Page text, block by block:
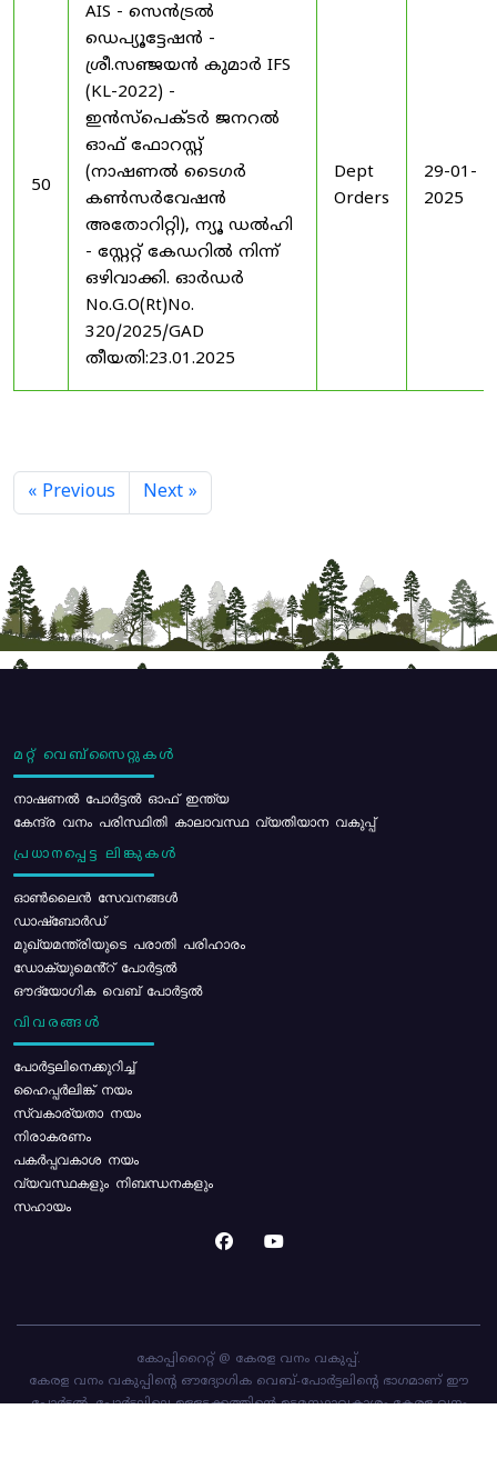
50
AIS - സെൻട്രൽ
ഡെപ്യൂട്ടേഷൻ -
ശ്രീ.സഞ്ജയൻ കുമാർ IFS
(KL-2022) -
ഇൻസ്പെക്ടർ ജനറൽ
ഓഫ് ഫോറസ്റ്റ്
(നാഷണൽ ടൈഗർ
കൺസർവേഷൻ
അതോറിറ്റി), ന്യൂ ഡൽഹി
- സ്റ്റേറ്റ് കേഡറിൽ നിന്ന്
ഒഴിവാക്കി. ഓർഡർ
No.G.O(Rt)No.
320/2025/GAD
തീയതി:23.01.2025
Dept
Orders
29-01-
2025
« Previous Next »
മറ്റ് വെബ്സൈറ്റുകൾ
നാഷണൽ പോർട്ടൽ ഓഫ് ഇന്ത്യ
കേന്ദ്ര വനം പരിസ്ഥിതി കാലാവസ്ഥ വ്യതിയാന വകുപ്പ്
പ്രധാനപ്പെട്ട ലിങ്കുകൾ
ഓൺലൈൻ സേവനങ്ങൾ
ഡാഷ്ബോർഡ്
മുഖ്യമന്ത്രിയുടെ പരാതി പരിഹാരം
ഡോക്യുമെൻ്റ് പോർട്ടൽ
ഔദ്യോഗിക വെബ് പോർട്ടൽ
വിവരങ്ങൾ
പോര്‍ട്ടലിനെക്കുറിച്ച്
ഹൈപ്പർലിങ്ക് നയം
സ്വകാര്യതാ നയം
നിരാകരണം
പകർപ്പവകാശ നയം
വ്യവസ്ഥകളും നിബന്ധനകളും
സഹായം
കോപ്പിറൈറ്റ് @ കേരള വനം വകുപ്പ്.
കേരള വനം വകുപ്പിന്റെ ഔദ്യോഗിക വെബ്-പോർട്ടലിന്റെ ഭാഗമാണ് ഈ
പോർട്ടൽ. പോർട്ടലിലെ ഉള്ളടക്കത്തിന്റെ ഉടമസ്ഥാവകാശം കേരള വനം